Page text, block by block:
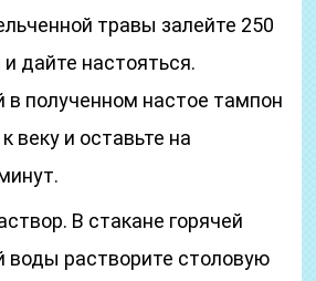
травы залейте 250
дайте настояться.
полученном настое тампон
веку и оставьте на
В стакане горячей
воды растворите столовую